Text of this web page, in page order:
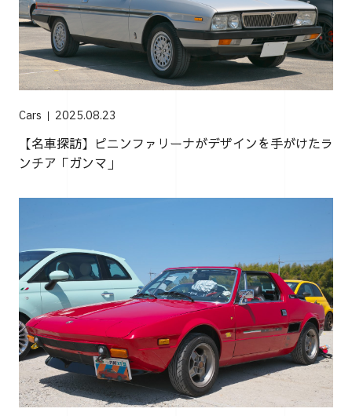
Cars 2025.08.23
【名車探訪】ピニンファリーナがデザインを手がけたラ
ンチア「ガンマ」